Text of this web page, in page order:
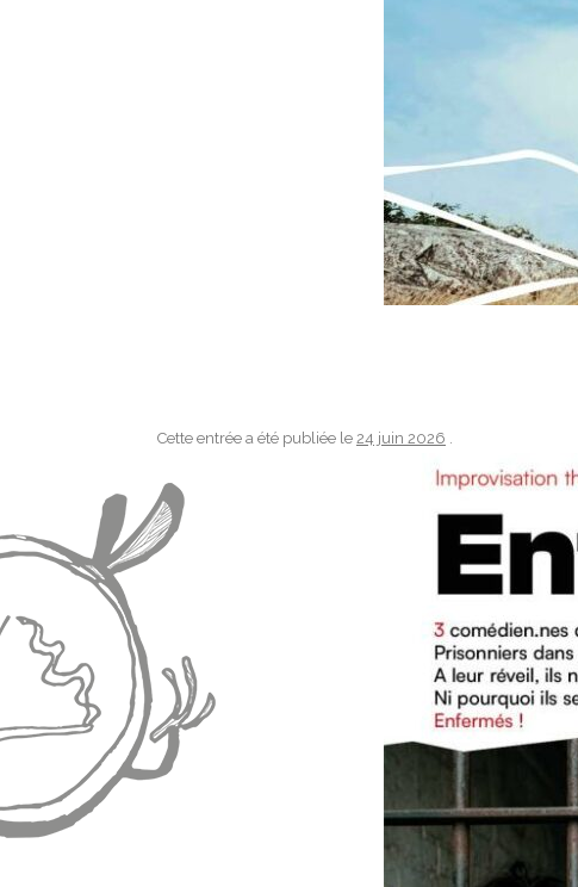
Cette entrée a été publiée le 24 juin 2026 .